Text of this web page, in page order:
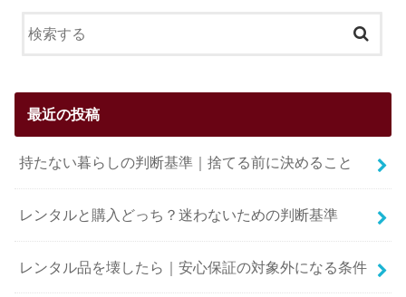
最近の投稿
持たない暮らしの判断基準｜捨てる前に決めること
レンタルと購入どっち？迷わないための判断基準
レンタル品を壊したら｜安心保証の対象外になる条件